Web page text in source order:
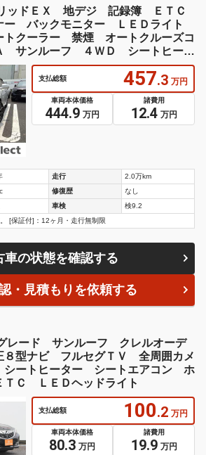
リッドＥＸ 地デジ 記録簿 ＥＴＣ
ー バックモニター ＬＥＤライト
トクーラー 禁煙 オートクルーズコ
サンルーフ ４ＷＤ シートヒータ
支払総額 457.3 万円
車両本体価格
444.9 万円
諸費用
12.4 万円
走行
2.0万km
修復歴
なし
車検
検9.2
[保証付]：12ヶ月・走行無制限
車の状態を確認する
・見積もりを依頼する
レード サンルーフ クレルオーデ
型ナビ フルセグＴＶ 全周囲カメ
ートヒーター シートエアコン ホ
Ｃ ＬＥＤヘッドライト
支払総額 100.2 万円
車両本体価格
80.3 万円
諸費用
19.9 万円